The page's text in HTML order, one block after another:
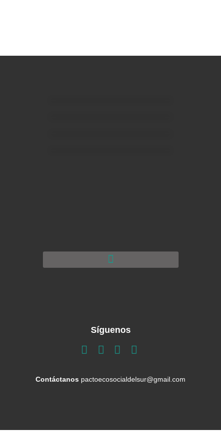
Síguenos
Contáctanos pactoecosocialdelsur@gmail.com